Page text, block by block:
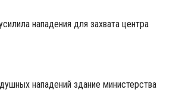
нападения для захвата центра
нападений здание министерства